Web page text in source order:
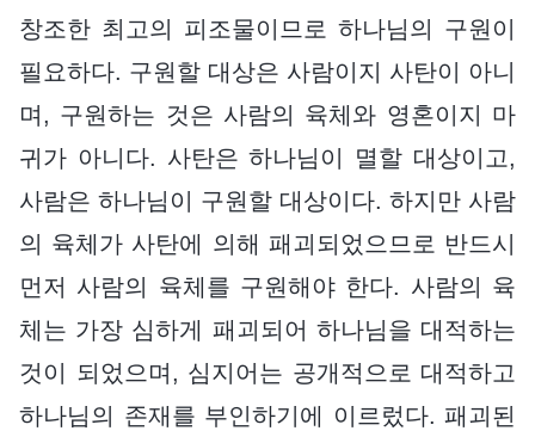
창조한 최고의 피조물이므로 하나님의 구원이
필요하다. 구원할 대상은 사람이지 사탄이 아니
며, 구원하는 것은 사람의 육체와 영혼이지 마
귀가 아니다. 사탄은 하나님이 멸할 대상이고,
사람은 하나님이 구원할 대상이다. 하지만 사람
의 육체가 사탄에 의해 패괴되었으므로 반드시
먼저 사람의 육체를 구원해야 한다. 사람의 육
체는 가장 심하게 패괴되어 하나님을 대적하는
것이 되었으며, 심지어는 공개적으로 대적하고
하나님의 존재를 부인하기에 이르렀다. 패괴된